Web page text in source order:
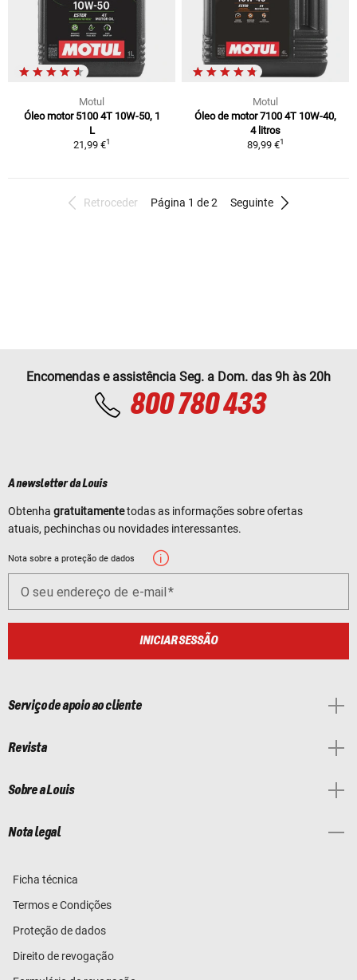
Motul
Óleo motor 5100 4T 10W-50, 1
L
21,99 €1
Motul
Óleo de motor 7100 4T 10W-40,
4 litros
89,99 €1
Retroceder Página 1 de 2 Seguinte
Encomendas e assistência Seg. a Dom. das 9h às 20h
800 780 433
A newsletter da Louis
Obtenha gratuitamentetodas as informações sobre ofertas
atuais, pechinchas ou novidades interessantes.
Nota sobre a proteção de dados
O seu endereço de e-mail
INICIAR SESSÃO
Serviço de apoio ao cliente
Revista
Sobre a Louis
Nota legal
Ficha técnica
Termos e Condições
Proteção de dados
Direito de revogação